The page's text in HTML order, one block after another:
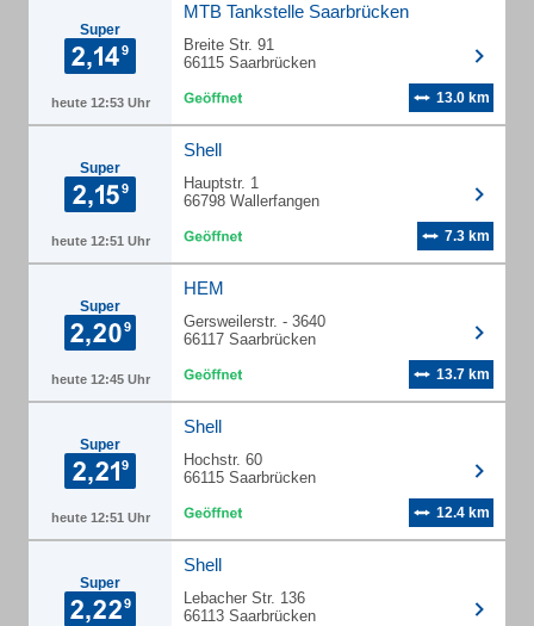
Super
heute 12:53 Uhr
MTB Tankstelle Saarbrücken
Breite Str. 91
66115 Saarbrücken
13.0 km
Super
heute 12:51 Uhr
Shell
Hauptstr. 1
66798 Wallerfangen
7.3 km
Super
heute 12:45 Uhr
HEM
Gersweilerstr. - 3640
66117 Saarbrücken
13.7 km
Super
heute 12:51 Uhr
Shell
Hochstr. 60
66115 Saarbrücken
12.4 km
Super
Shell
Lebacher Str. 136
66113 Saarbrücken